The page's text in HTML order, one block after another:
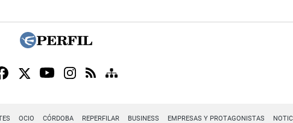
OCIO CÓRDOBA REPERFILAR BUSINESS EMPRESAS Y PROTAGONISTAS